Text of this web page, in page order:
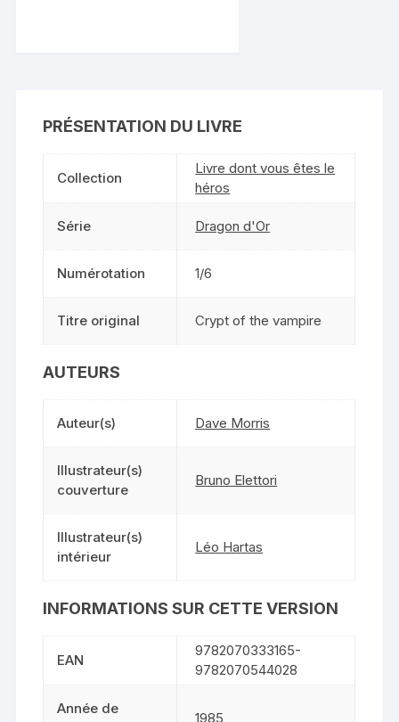
PRÉSENTATION DU LIVRE
Collection
Livre dont vous êtes le
héros
Série Dragon d'Or
Numérotation 1/6
Titre original Crypt of the vampire
AUTEURS
Auteur(s) Dave Morris
Illustrateur(s)
couverture
Bruno Elettori
Illustrateur(s)
intérieur
Léo Hartas
INFORMATIONS SUR CETTE VERSION
EAN
9782070333165-
9782070544028
Année de
1985